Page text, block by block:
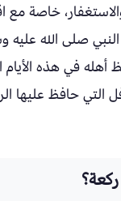
خاصة مع
صلى الله عليه
أهله في هذه الأيام
التي حافظ عليها